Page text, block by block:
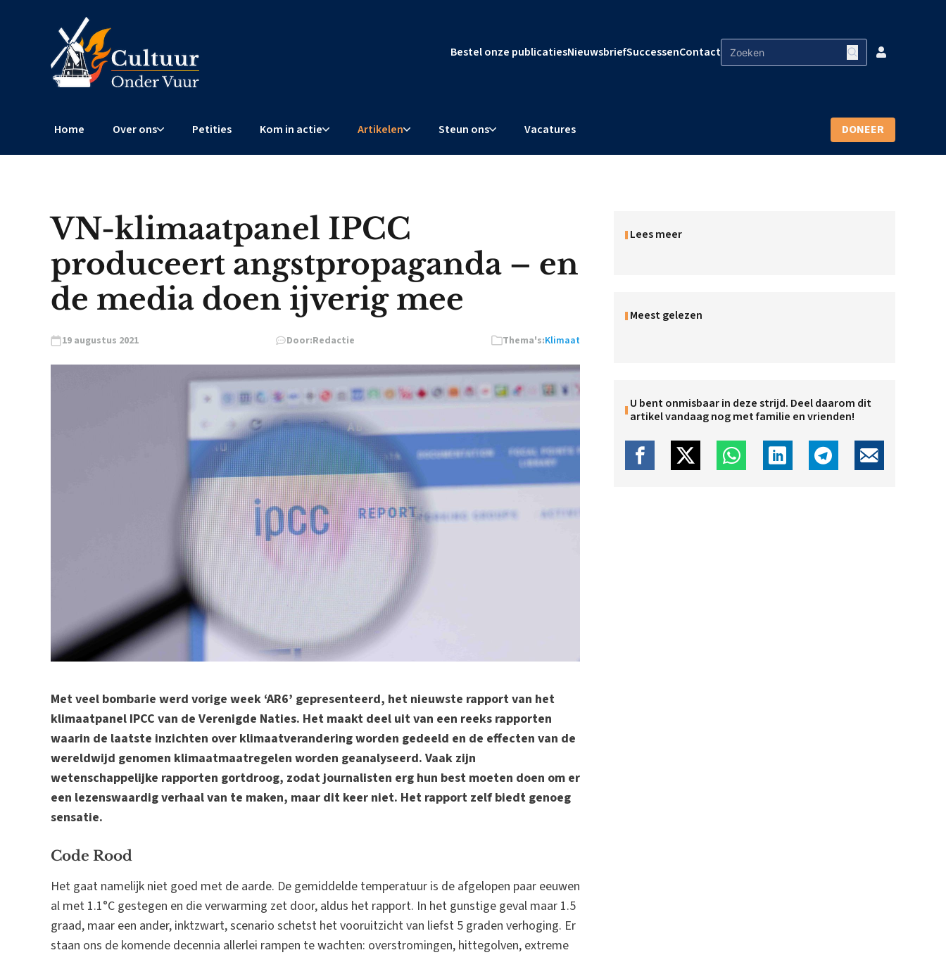
Bestel onze publicatiesNieuwsbriefSuccessenContact
Home Over ons Petities Kom in actie Artikelen Steun ons Vacatures DONEER
VN-klimaatpanel IPCC
produceert angstpropaganda – en
de media doen ijverig mee
19 augustus 2021 Door:Redactie Thema's:Klimaat
Met veel bombarie werd vorige week ‘AR6’ gepresenteerd, het nieuwste rapport van het
klimaatpanel IPCC van de Verenigde Naties. Het maakt deel uit van een reeks rapporten
waarin de laatste inzichten over klimaatverandering worden gedeeld en de effecten van de
wereldwijd genomen klimaatmaatregelen worden geanalyseerd. Vaak zijn
wetenschappelijke rapporten gortdroog, zodat journalisten erg hun best moeten doen om er
een lezenswaardig verhaal van te maken, maar dit keer niet. Het rapport zelf biedt genoeg
sensatie.
Code Rood
Het gaat namelijk niet goed met de aarde. De gemiddelde temperatuur is de afgelopen paar eeuwen
al met 1.1°C gestegen en die verwarming zet door, aldus het rapport. In het gunstige geval maar 1.5
graad, maar een ander, inktzwart, scenario schetst het vooruitzicht van liefst 5 graden verhoging. Er
staan ons de komende decennia allerlei rampen te wachten: overstromingen, hittegolven, extreme
Lees meer
Meest gelezen
U bent onmisbaar in deze strijd. Deel daarom dit
artikel vandaag nog met familie en vrienden!